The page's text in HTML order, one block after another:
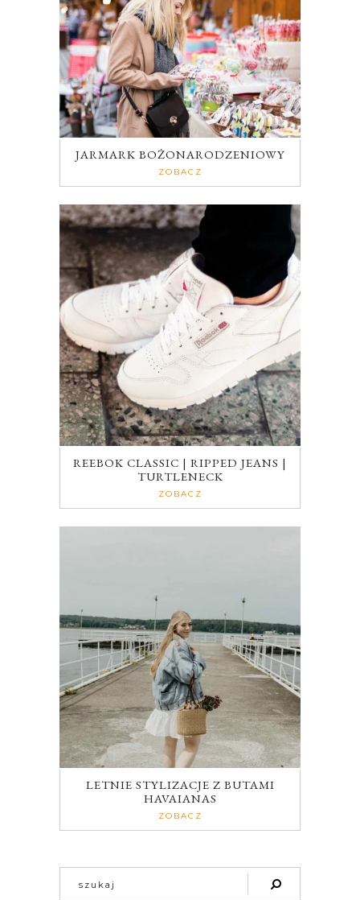
JARMARK BOŻONARODZENIOWY
ZOBACZ
REEBOK CLASSIC | RIPPED JEANS |
TURTLENECK
ZOBACZ
LETNIE STYLIZACJE Z BUTAMI
HAVAIANAS
ZOBACZ